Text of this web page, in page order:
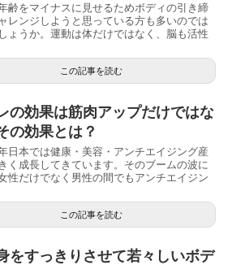
齢をマイナスに見せるためボディの引き締
レンジしようと思っている方も多いのでは
ょうか。運動は体だけではなく、脳も活性
この記事を読む
の効果は筋肉アップだけではな
の効果とは？
日本では健康・美容・アンチエイジング産
く成長してきています。そのブームの波に
性だけでなく男性の間でもアンチエイジン
この記事を読む
をすっきりさせて若々しいボデ